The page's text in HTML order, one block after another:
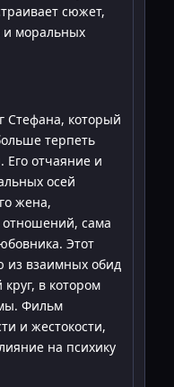
сюжет,
моральных
Стефана, который
терпеть
отчаяние и
осей
жена,
отношений, сама
Этот
из взаимных обид
в котором
Фильм
и жестокости,
на психику